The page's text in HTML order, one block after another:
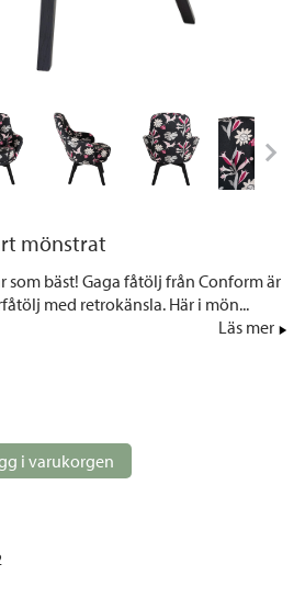
mönstrat
som bäst! Gaga fåtölj från Conform är
med retrokänsla. Här i mön...
Läs mer
i varukorgen